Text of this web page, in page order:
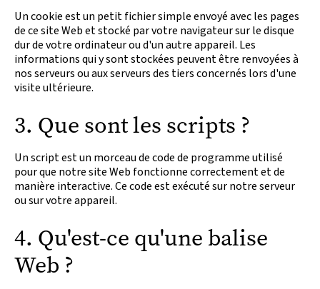
Un cookie est un petit fichier simple envoyé avec les pages
de ce site Web et stocké par votre navigateur sur le disque
dur de votre ordinateur ou d'un autre appareil. Les
informations qui y sont stockées peuvent être renvoyées à
nos serveurs ou aux serveurs des tiers concernés lors d'une
visite ultérieure.
3. Que sont les scripts ?
Un script est un morceau de code de programme utilisé
pour que notre site Web fonctionne correctement et de
manière interactive. Ce code est exécuté sur notre serveur
ou sur votre appareil.
4. Qu'est-ce qu'une balise
Web ?